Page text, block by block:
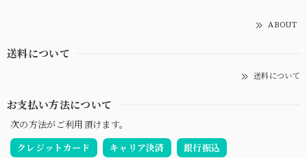
ABOUT
送料について
送料について
お支払い方法について
次の方法がご利用頂けます。
クレジットカード
キャリア決済 銀行振込